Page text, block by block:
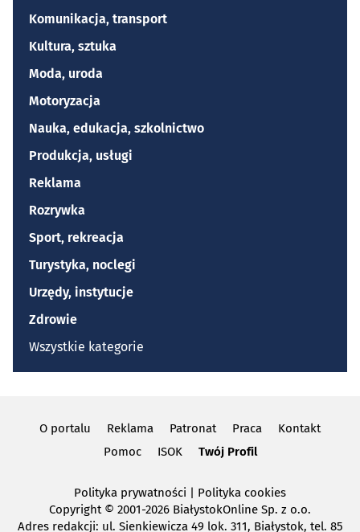
Komunikacja, transport
Kultura, sztuka
Moda, uroda
Motoryzacja
Nauka, edukacja, szkolnictwo
Produkcja, usługi
Reklama
Rozrywka
Sport, rekreacja
Turystyka, noclegi
Urzędy, instytucje
Zdrowie
Wszystkie kategorie
O portalu Reklama Patronat Praca
Kontakt
Pomoc
ISOK Twój Profil
Polityka prywatności | Polityka cookies
Copyright © 2001-2026 BiałystokOnline Sp. z o.o.
Adres redakcji: ul. Sienkiewicza 49 lok. 311, Białystok, tel. 85